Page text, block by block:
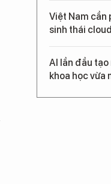
Việt Nam cần
sinh thái cloud
AI lần đầu
khoa học vừa